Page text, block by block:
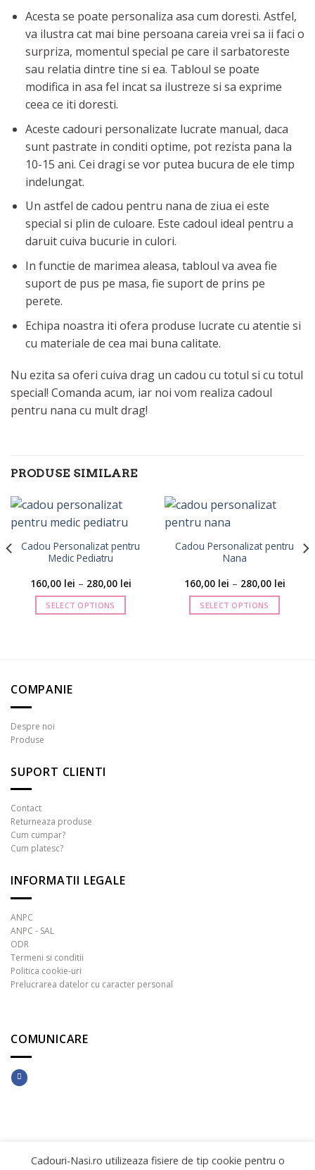
Acesta se poate personaliza asa cum doresti. Astfel,
va ilustra cat mai bine persoana careia vrei sa ii faci o
surpriza, momentul special pe care il sarbatoreste
sau relatia dintre tine si ea. Tabloul se poate
modifica in asa fel incat sa ilustreze si sa exprime
ceea ce iti doresti.
Aceste cadouri personalizate lucrate manual, daca
sunt pastrate in conditi optime, pot rezista pana la
10-15 ani. Cei dragi se vor putea bucura de ele timp
indelungat.
Un astfel de cadou pentru nana de ziua ei este
special si plin de culoare. Este cadoul ideal pentru a
daruit cuiva bucurie in culori.
In functie de marimea aleasa, tabloul va avea fie
suport de pus pe masa, fie suport de prins pe
perete.
Echipa noastra iti ofera produse lucrate cu atentie si
cu materiale de cea mai buna calitate.
Nu ezita sa oferi cuiva drag un cadou cu totul si cu totul
special! Comanda acum, iar noi vom realiza cadoul
pentru nana cu mult drag!
PRODUSE SIMILARE
Cadou Personalizat pentru
Medic Pediatru
160,00 lei – 280,00 leiInterval
de
SELECT OPTIONS
în
Cadou Personalizat pentru
Nana
160,00 lei – 280,00 lei
de
SELECT OPTIONS
COMPANIE
Despre noi
Produse
SUPORT CLIENTI
Contact
Returneaza produse
Cum cumpar?
Cum platesc?
INFORMATII LEGALE
ANPC
ANPC - SAL
ODR
Termeni si conditii
Politica cookie-uri
Prelucrarea datelor cu caracter personal
COMUNICARE
Copyright 2026 ©INNOVATIVE DIGITAL SOLUTIONS
Cadouri-Nasi.ro utilizeaza fisiere de tip cookie pentru o